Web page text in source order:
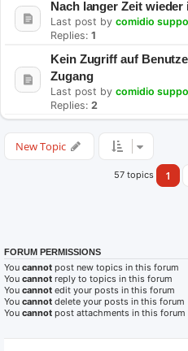
Nach langer Zeit wieder
Last post by comidio
Replies: 1
Kein Zugriff auf
Zugang
Last post by comidio
Replies: 2
New Topic
57 topics 1
FORUM PERMISSIONS
You cannot post new topics in this forum
You cannot reply to topics in this forum
You cannot edit your posts in this forum
You cannot delete your posts in this forum
You cannot post attachments in this forum